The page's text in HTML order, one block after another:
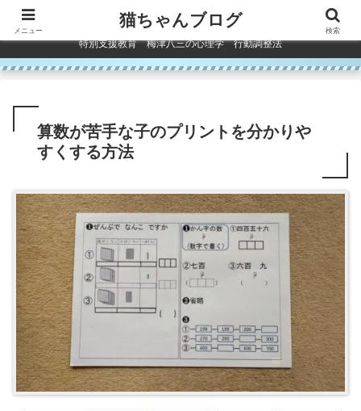
コンテンツへスキップ
特別支援教育 梅津八三の心理学 行動調整法
算数が苦手な子のプリントを分かりや
すくする方法
メニュー
猫ちゃんブログ
検索